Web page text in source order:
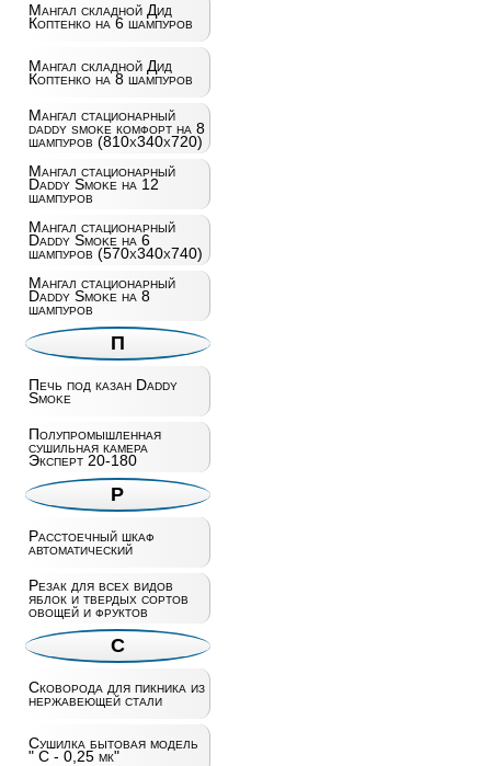
Мангал складной Дид
Коптенко на 6 шампуров
Мангал складной Дид
Коптенко на 8 шампуров
Мангал стационарный
daddy smoke комфорт на 8
шампуров (810х340х720)
Мангал стационарный
Daddy Smoke на 12
шампуров
Мангал стационарный
Daddy Smoke на 6
шампуров (570х340х740)
Мангал стационарный
Daddy Smoke на 8
шампуров
П
Печь под казан Daddy
Smoke
Полупромышленная
сушильная камера
Эксперт 20-180
Р
Расстоечный шкаф
автоматический
Резак для всех видов
яблок и твердых сортов
овощей и фруктов
С
Сковорода для пикника из
нержавеющей стали
Сушилка бытовая модель
" С - 0,25 мк"